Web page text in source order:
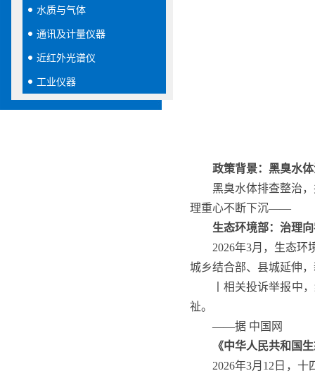
水质与气体
通讯及计量仪器
近红外光谱仪
工业仪器
政策背景：黑臭水
黑臭水体排查整治
理重心不断下沉——
生态环境部：治理
2026年3月，生态
城乡结合部、县城延伸
丨相关投诉举报中
祉。
——据 中国网
《中华人民共和国
2026年3月12日，